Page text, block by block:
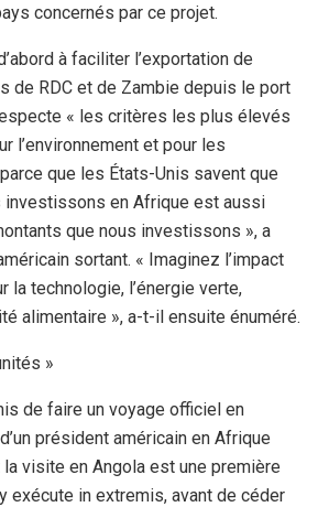
concernés par ce projet.
à faciliter l’exportation de
de RDC et de Zambie depuis le port
« les critères les plus élevés
l’environnement et pour les
que les États-Unis savent que
investissons en Afrique est aussi
que nous investissons », a
sortant. « Imaginez l’impact
la technologie, l’énergie verte,
alimentaire », a-t-il ensuite énuméré.
»
de faire un voyage officiel en
président américain en Afrique
visite en Angola est une première
exécute in extremis, avant de céder